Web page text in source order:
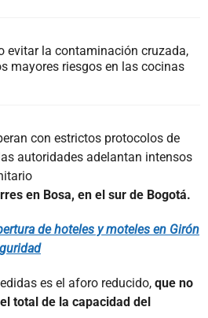
evitar la contaminación cruzada,
mayores riesgos en las cocinas
con estrictos protocolos de
autoridades adelantan intensos
en Bosa, en el sur de Bogotá.
de hoteles y moteles en Girón
es el aforo reducido, que no
total de la capacidad del